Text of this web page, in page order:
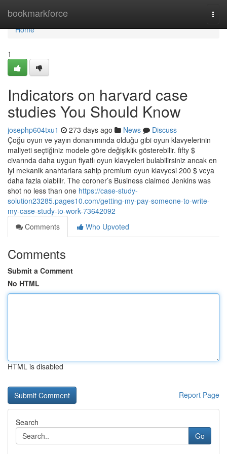
bookmarkforce
Home
Home
1
Indicators on harvard case
studies You Should Know
josephp604txu1 273 days ago News
Discuss
Çoğu oyun ve yayın donanımında olduğu gibi oyun klavyelerinin
maliyeti seçtiğiniz modele göre değişiklik gösterebilir. fifty $
civarında daha uygun fiyatlı oyun klavyeleri bulabilirsiniz ancak en
iyi mekanik anahtarlara sahip premium oyun klavyesi 200 $ veya
daha fazla olabilir. The coroner’s Business claimed Jenkins was
shot no less than one https://case-study-
solution23285.pages10.com/getting-my-pay-someone-to-write-
my-case-study-to-work-73642092
Comments
Who Upvoted
Comments
Submit a Comment
No HTML
HTML is disabled
Report Page
Search
Go